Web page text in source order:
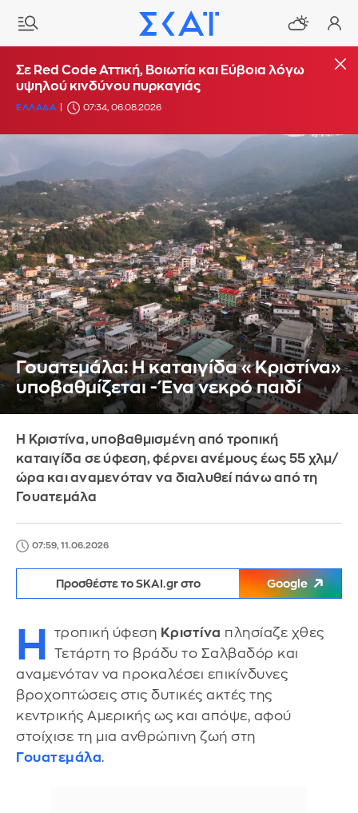
Σε Red Code Αττική, Βοιωτία και Εύβοια λόγω
υψηλού κινδύνου πυρκαγιάς
ΕΛΛΑΔΑ 07:34, 06.08.2026
Γουατεμάλα: Η καταιγίδα «Κριστίνα»
υποβαθμίζεται - Ένα νεκρό παιδί
Η Κριστίνα, υποβαθμισμένη από τροπική
καταιγίδα σε ύφεση, φέρνει ανέμους έως 55 χλμ/
ώρα και αναμενόταν να διαλυθεί πάνω από τη
Γουατεμάλα
07:59, 11.06.2026
Προσθέστε το SKAI.gr στο Google
Η τροπική ύφεση Κριστίνα πλησίαζε χθες
Τετάρτη το βράδυ το Σαλβαδόρ και
αναμενόταν να προκαλέσει επικίνδυνες
βροχοπτώσεις στις δυτικές ακτές της
κεντρικής Αμερικής ως και απόψε, αφού
στοίχισε τη μια ανθρώπινη ζωή στη
Γουατεμάλα.